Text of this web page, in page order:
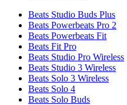
Beats Studio Buds Plus
Beats Powerbeats Pro 2
Beats Powerbeats Fit
Beats Fit Pro
Beats Studio Pro Wireless
Beats Studio 3 Wireless
Beats Solo 3 Wireless
Beats Solo 4
Beats Solo Buds